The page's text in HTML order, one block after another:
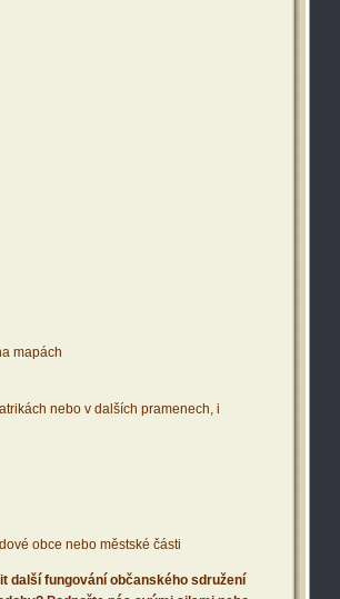
mapách
nebo v dalších pramenech, i
obce nebo městské části
další fungování občanského sdružení